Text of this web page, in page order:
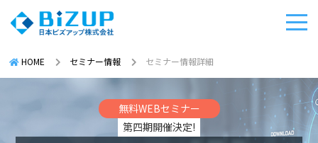
HOME セミナー情報 セミナー情報詳細
無料WEBセミナー
第四期開催決定!